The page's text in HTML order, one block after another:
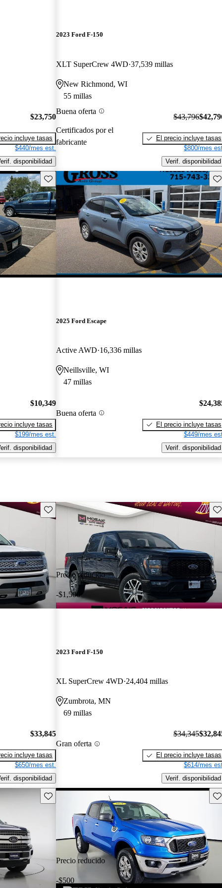
$23,750
incluye tasas
$440/mes est.
disponibilidad
2023 Ford F-150
XLT SuperCrew 4WD 37,539 millas
New Richmond, WI
55 millas
Buena oferta
Certificados por el
fabricante
$43,796
El precio incluye tasas
$800/mes
Verif. disponibilidad
Guarda este Aviso
$10,349
incluye tasas
$199/mes est.
disponibilidad
2025 Ford Escape
Active AWD 16,336 millas
Neillsville, WI
47 millas
Buena oferta
El precio incluye tasas
$449/mes
Verif. disponibilidad
Guarda este Aviso
$33,845
incluye tasas
$650/mes est.
disponibilidad
Precio reducido
-$1,500
2023 Ford F-150
XL SuperCrew 4WD 24,404 millas
Zumbrota, MN
69 millas
Gran oferta
$34,345
El precio incluye tasas
$614/mes
Verif. disponibilidad
Guarda este Aviso
Precio reducido
-$500